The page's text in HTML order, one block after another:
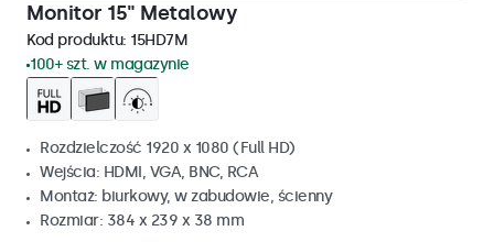
Monitor 15" Metalowy
Kod produktu: 15HD7M
100+ szt. w magazynie
Rozdzielczość 1920 x 1080 (Full HD)
Wejścia: HDMI, VGA, BNC, RCA
Montaż: biurkowy, w zabudowie, ścienny
Rozmiar: 384 x 239 x 38 mm